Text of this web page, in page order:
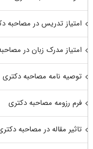
امتیاز تدریس در مصاحبه
امتیاز مدرک زبان در
توصیه نامه مصاحبه دکتری
فرم رزومه مصاحبه دکتری
تاثیر مقاله در مصاحبه